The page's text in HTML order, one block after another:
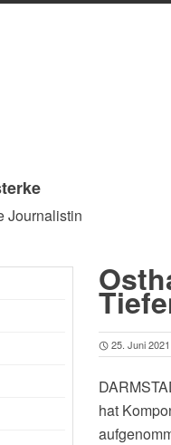
Journalistin
25. Juni 2021
hat